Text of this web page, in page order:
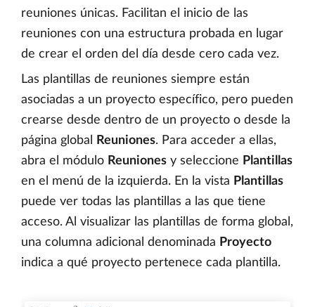
reuniones únicas. Facilitan el inicio de las
reuniones con una estructura probada en lugar
de crear el orden del día desde cero cada vez.
Las plantillas de reuniones siempre están
asociadas a un proyecto específico, pero pueden
crearse desde dentro de un proyecto o desde la
página global
Reuniones. Para acceder a ellas,
abra el módulo Reuniones y seleccione Plantillas
en el menú de la izquierda. En la vista Plantillas
puede ver todas las plantillas a las que tiene
acceso. Al visualizar las plantillas de forma global,
una columna adicional denominada Proyecto
indica a qué proyecto pertenece cada plantilla.